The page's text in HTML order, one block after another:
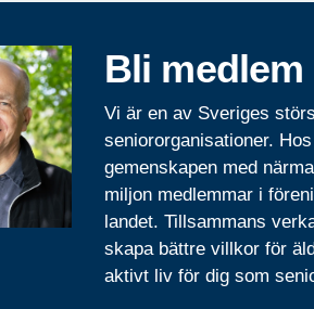
Bli medlem
Vi är en av Sveriges
seniororganisationer.
gemenskapen med
miljon medlemmar i
landet. Tillsammans
skapa bättre villkor för
aktivt liv för dig som